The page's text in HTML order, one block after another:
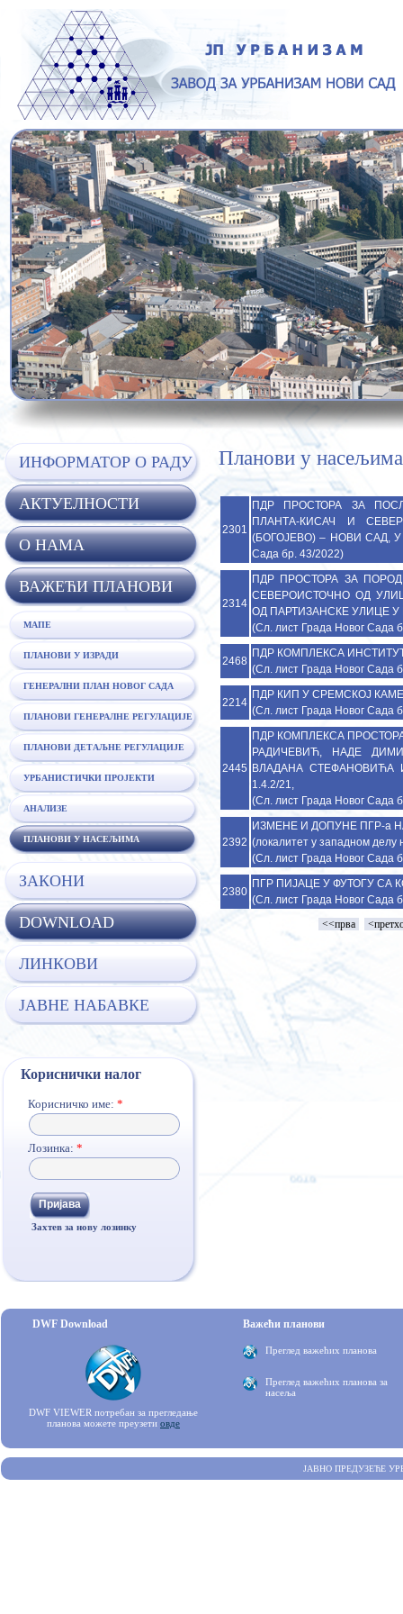
Планови у насељима
2301
ПДР ПРОСТОРА ЗА
ПЛАНТА-КИСАЧ И
(БОГОЈЕВО) – НОВИ САД, У
Сада бр. 43/2022)
2314
ПДР ПРОСТОРА ЗА
СЕВЕРОИСТОЧНО ОД
ОД ПАРТИЗАНСКЕ УЛИЦЕ У
(Сл. лист Града Новог Сада
2468
ПДР КОМПЛЕКСА
(Сл. лист Града Новог Сада
2214
ПДР КИП У СРЕМСКОЈ
(Сл. лист Града Новог Сада
2445
ПДР КОМПЛЕКСА
РАДИЧЕВИЋ, НАДЕ
ВЛАДАНА СТЕФАНОВИЋА
1.4.2/21,
(Сл. лист Града Новог Сада
2392
ИЗМЕНЕ И ДОПУНЕ ПГР-а
(локалитет у западном делу
(Сл. лист Града Новог Сада
2380
ПГР ПИЈАЦЕ У ФУТОГУ СА
(Сл. лист Града Новог Сада
<<прва
ИНФОРМАТОР О РАДУ
АКТУЕЛНОСТИ
O НАМА
ВАЖЕЋИ ПЛАНОВИ
МАПЕ
ПЛАНОВИ У ИЗРАДИ
ГЕНЕРАЛНИ ПЛАН НОВОГ САДА
ПЛАНОВИ ГЕНЕРАЛНЕ РЕГУЛАЦИЈЕ
ПЛАНОВИ ДЕТАЉНЕ РЕГУЛАЦИЈЕ
УРБАНИСТИЧКИ ПРОЈЕКТИ
АНАЛИЗЕ
ПЛАНОВИ У НАСЕЉИМА
ЗАКОНИ
DOWNLOAD
ЛИНКОВИ
ЈАВНЕ НАБАВКЕ
Кориснички налог
Корисничко име: *
Лозинка: *
Захтев за нову лозинку
DWF Download
DWF VIEWER потребан за прегледање
планова можете преузети овде
Важећи планови
Преглед важећих планова
Преглед важећих планова за
насеља
ЈАВНО ПРЕДУЗЕЋЕ